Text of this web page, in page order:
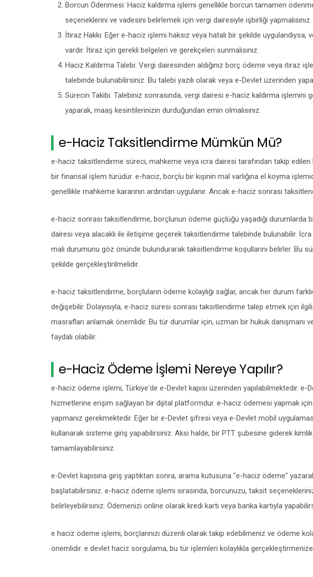
Borcun Ödenmesi: Haciz kaldırma işlemi genellikle borcun tamamen
seçeneklerini ve vadesini belirlemek için vergi dairesiyle işbirliği yapmalısınız.
İtiraz Hakkı: Eğer e-haciz işlemi haksız veya hatalı bir şekilde uygulandıysa,
vardır. İtiraz için gerekli belgeleri ve gerekçeleri sunmalısınız.
Haciz Kaldırma Talebi: Vergi dairesinden aldığınız borç ödeme veya itiraz
talebinde bulunabilirsiniz. Bu talebi yazılı olarak veya e-Devlet üzerinden
Sürecin Takibi: Talebiniz sonrasında, vergi dairesi e-haciz kaldırma işlemini
yaparak, maaş kesintilerinizin durduğundan emin olmalısınız.
e-Haciz Taksitlendirme Mümkün Mü?
e-haciz taksitlendirme süreci, mahkeme veya icra dairesi tarafından takip edilen
bir finansal işlem türüdür. e-haciz, borçlu bir kişinin mal varlığına el koyma
genellikle mahkeme kararının ardından uygulanır. Ancak e-haciz sonrası
e-haciz sonrası taksitlendirme, borçlunun ödeme güçlüğü yaşadığı durumlarda
dairesi veya alacaklı ile iletişime geçerek taksitlendirme talebinde bulunabilir.
mali durumunu göz önünde bulundurarak taksitlendirme koşullarını belirler. Bu
şekilde gerçekleştirilmelidir.
e-haciz taksitlendirme, borçluların ödeme kolaylığı sağlar, ancak her durum
değişebilir. Dolayısıyla, e-haciz süresi sonrası taksitlendirme talep etmek için
masrafları anlamak önemlidir. Bu tür durumlar için, uzman bir hukuk danışmanı
faydalı olabilir.
e-Haciz Ödeme İşlemi Nereye Yapılır?
e-haciz ödeme işlemi, Türkiye'de e-Devlet kapısı üzerinden yapılabilmektedir.
hizmetlerine erişim sağlayan bir dijital platformdur. e-haciz ödemesi yapmak için
yapmanız gerekmektedir. Eğer bir e-Devlet şifresi veya e-Devlet mobil
kullanarak sisteme giriş yapabilirsiniz. Aksi halde, bir PTT şubesine giderek
tamamlayabilirsiniz.
e-Devlet kapısına giriş yaptıktan sonra, arama kutusuna "e-haciz ödeme"
başlatabilirsiniz. e-haciz ödeme işlemi sırasında, borcunuzu, taksit
belirleyebilirsiniz. Ödemenizi online olarak kredi kartı veya banka kartıyla
e haciz ödeme işlemi, borçlarınızı düzenli olarak takip edebilmeniz ve ödeme
önemlidir. e devlet haciz sorgulama, bu tür işlemleri kolaylıkla gerçekleştirmenize